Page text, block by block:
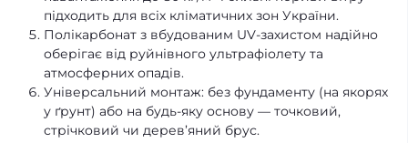
підходить для всіх кліматичних зон України.
Полікарбонат з вбудованим UV-захистом надійно
оберігає від руйнівного ультрафіолету та
атмосферних опадів.
Універсальний монтаж: без фундаменту (на якорях
у ґрунт) або на будь-яку основу — точковий,
стрічковий чи дерев’яний брус.